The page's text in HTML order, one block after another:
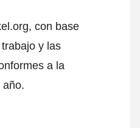
con base
y las
a la
año.